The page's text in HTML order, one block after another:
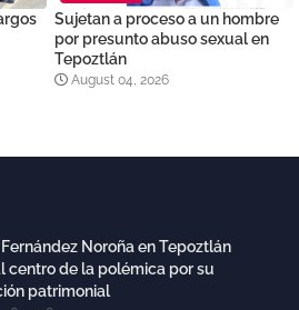
Sujetan a proceso a un hombre
por presunto abuso sexual en
Tepoztlán
August 04, 2026
Noroña en Tepoztlán
centro de la polémica por su
patrimonial